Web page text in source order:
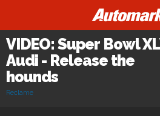
VIDEO: Super Bowl
Audi - Release the
hounds
Reclame